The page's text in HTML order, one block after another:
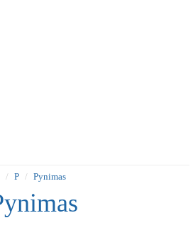
P Pynimas